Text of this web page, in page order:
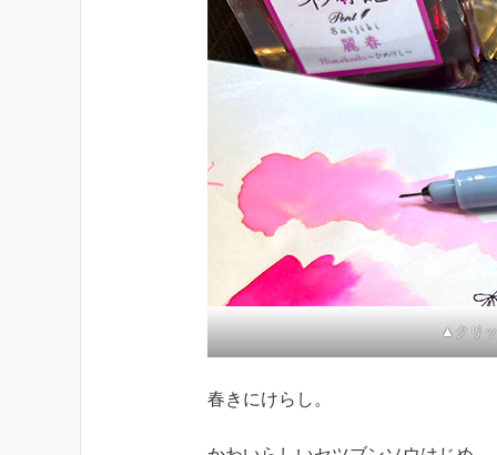
▲クリ
春きにけらし。